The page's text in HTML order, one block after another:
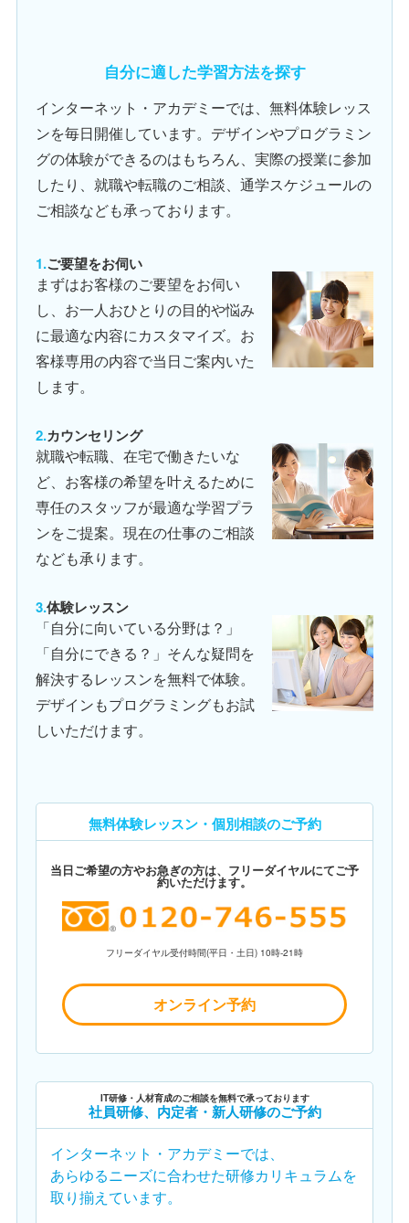
自分に適した学習方法を探す
インターネット・アカデミーでは、無料体験レッス
ンを毎日開催しています。デザインやプログラミン
グの体験ができるのはもちろん、実際の授業に参加
したり、就職や転職のご相談、通学スケジュールの
ご相談なども承っております。
ご要望をお伺い
まずはお客様のご要望をお伺い
し、お一人おひとりの目的や悩み
に最適な内容にカスタマイズ。お
客様専用の内容で当日ご案内いた
します。
カウンセリング
就職や転職、在宅で働きたいな
ど、お客様の希望を叶えるために
専任のスタッフが最適な学習プラ
ンをご提案。現在の仕事のご相談
なども承ります。
体験レッスン
「自分に向いている分野は？」
「自分にできる？」そんな疑問を
解決するレッスンを無料で体験。
デザインもプログラミングもお試
しいただけます。
無料体験レッスン・個別相談のご予約
当日ご希望の方やお急ぎの方は、フリーダイヤルにてご予
約いただけます。
フリーダイヤル受付時間(平日・土日) 10時-21時
オンライン予約
IT研修・人材育成のご相談を無料で承っております
社員研修、内定者・新人研修のご予約
インターネット・アカデミーでは、
あらゆるニーズに合わせた研修カリキュラムを
取り揃えています。